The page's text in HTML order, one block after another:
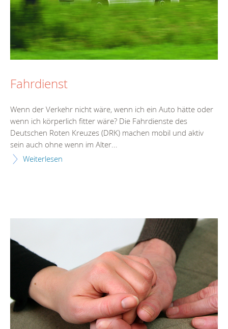
Fahrdienst
Wenn der Verkehr nicht wäre, wenn ich ein Auto hätte oder
wenn ich körperlich fitter wäre? Die Fahrdienste des
Deutschen Roten Kreuzes (DRK) machen mobil und aktiv
sein auch ohne wenn im Alter...
Weiterlesen